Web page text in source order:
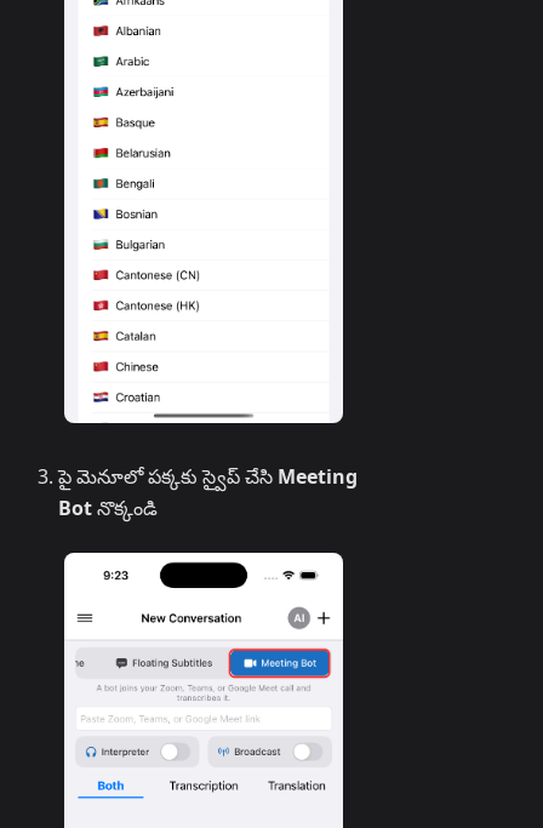
పై మెనూలో పక్కకు స్వైప్ చేసి Meeting
Botనొక్కండి